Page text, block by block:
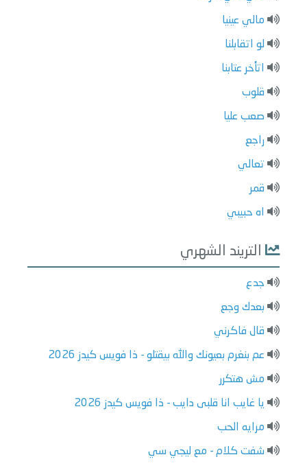
مالي عينيا
لو اتقابلنا
اتأخر عتابنا
قلوب
صعب عليا
راجع
تعالي
قمر
اه حبيبي
التريند الشهري
جدع
بعدك وجع
قال فاكرني
عم بنغرم بعيونك والله بيقتلو - ذا فويس كيدز 2026
مش هتكرر
يا غايب انا قلبى دايب - ذا فويس كيدز 2026
مرايه الحب
شفت كلام - مع ليجي سي